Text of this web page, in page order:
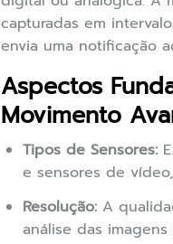
capturadas em
envia uma notificação
Aspectos
Movimento
Tipos de Sensores:
e sensores de
Resolução: A
análise das imagens